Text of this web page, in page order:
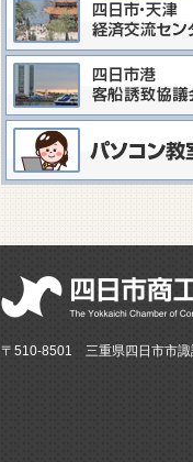
〒510-8501 三重県四日市市